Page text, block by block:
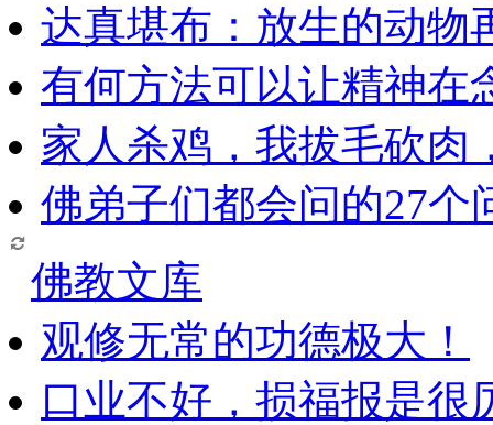
达真堪布：放生的动物
有何方法可以让精神在
家人杀鸡，我拔毛砍肉
佛弟子们都会问的27个
佛教文库
观修无常的功德极大！
口业不好，损福报是很